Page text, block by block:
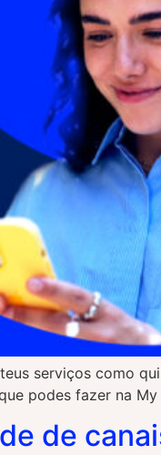
serviços como
podes fazer na
de